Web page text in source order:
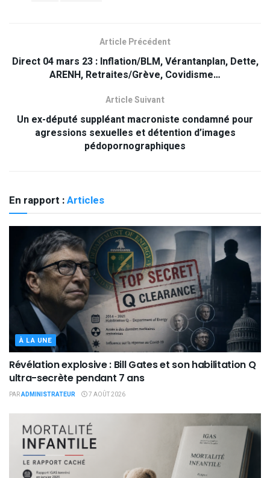
Article Précédent
Direct 04 mars 23 : Inflation/BLM, Vérantanplan, Dette,
ARENH, Retraites/Grève, Covidisme…
Article Suivant
Un ex-député suppléant macroniste condamné pour
agressions sexuelles et détention d’images
pédopornographiques
En rapport :Articles
À LA UNE
Révélation explosive : Bill Gates et son habilitation Q
ultra-secrète pendant 7 ans
PARADMINISTRATEUR 7 AOÛT 2026